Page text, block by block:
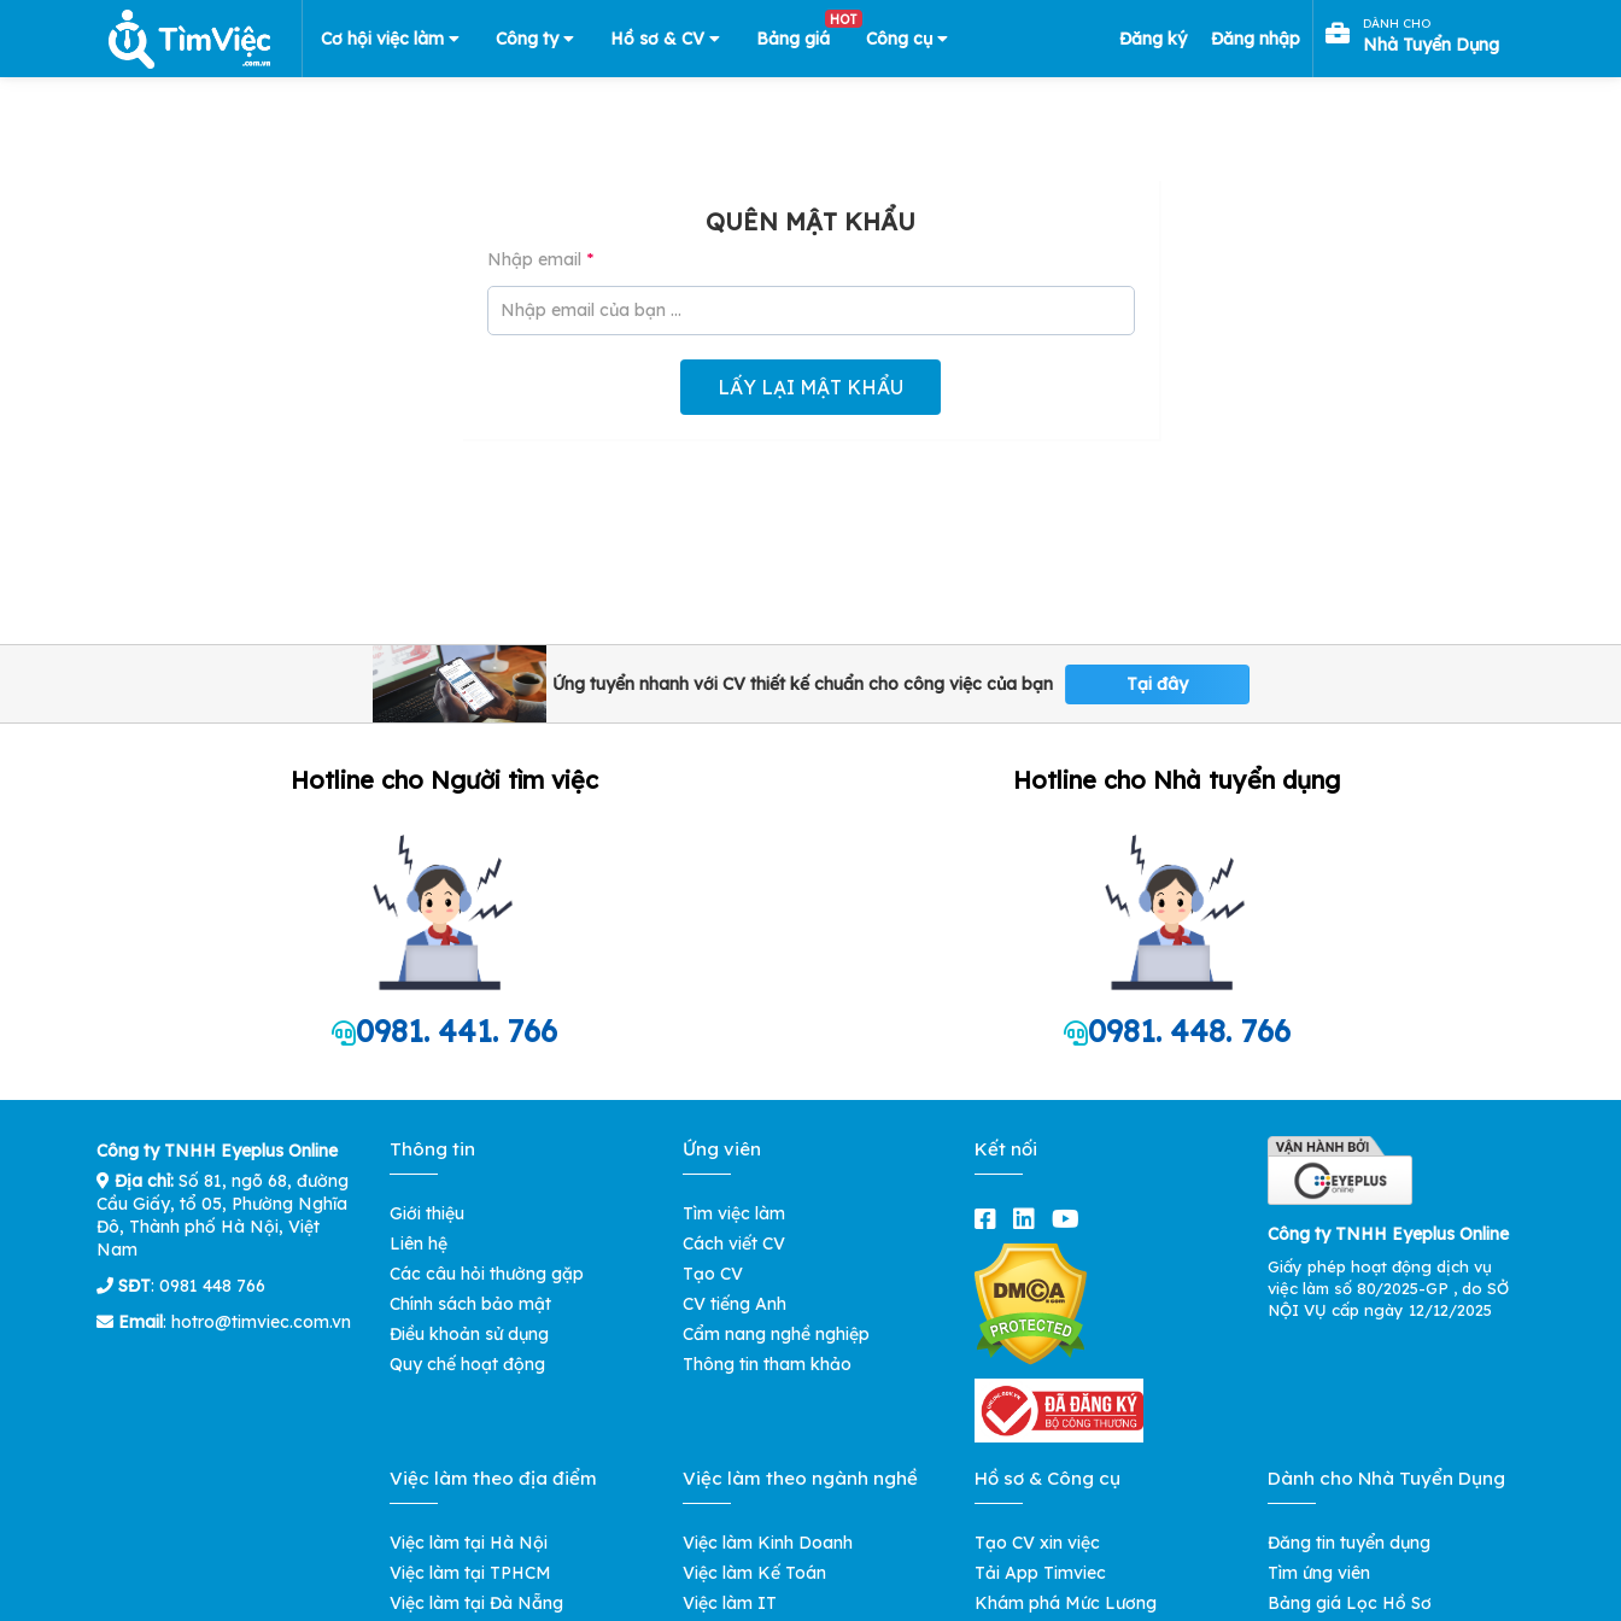
Cơ hội việc làm Công ty Hồ sơ & CV Bảng giá
HOT
Công cụ Đăng ký Đăng nhập
DÀNH CHO
Nhà Tuyển Dụng
QUÊN MẬT KHẨU
Nhập email *
LẤY LẠI MẬT KHẨU
Ứng tuyển nhanh với CV thiết kế chuẩn cho công việc của bạn Tại đây
Hotline cho Người tìm việc
0981. 441. 766
Hotline cho Nhà tuyển dụng
0981. 448. 766
Công ty TNHH Eyeplus Online
Địa chỉ: Số 81, ngõ 68, đường
Cầu Giấy, tổ 05, Phường Nghĩa
Đô, Thành phố Hà Nội, Việt
Nam
SĐT: 0981 448 766
Email: hotro@timviec.com.vn
Thông tin
Giới thiệu
Liên hệ
Các câu hỏi thường gặp
Chính sách bảo mật
Điều khoản sử dụng
Quy chế hoạt động
Ứng viên
Tìm việc làm
Cách viết CV
Tạo CV
CV tiếng Anh
Cẩm nang nghề nghiệp
Thông tin tham khảo
Kết nối
Công ty TNHH Eyeplus Online
Giấy phép hoạt động dịch vụ
việc làm số 80/2025-GP , do SỞ
NỘI VỤ cấp ngày 12/12/2025
Việc làm theo địa điểm
Việc làm tại Hà Nội
Việc làm tại TPHCM
Việc làm tại Đà Nẵng
Việc làm theo ngành nghề
Việc làm Kinh Doanh
Việc làm Kế Toán
Việc làm IT
Hồ sơ & Công cụ
Tạo CV xin việc
Tải App Timviec
Khám phá Mức Lương
Dành cho Nhà Tuyển Dụng
Đăng tin tuyển dụng
Tìm ứng viên
Bảng giá Lọc Hồ Sơ